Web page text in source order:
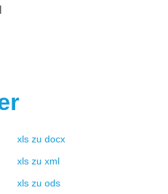
xls zu docx
xls zu xml
xls zu ods